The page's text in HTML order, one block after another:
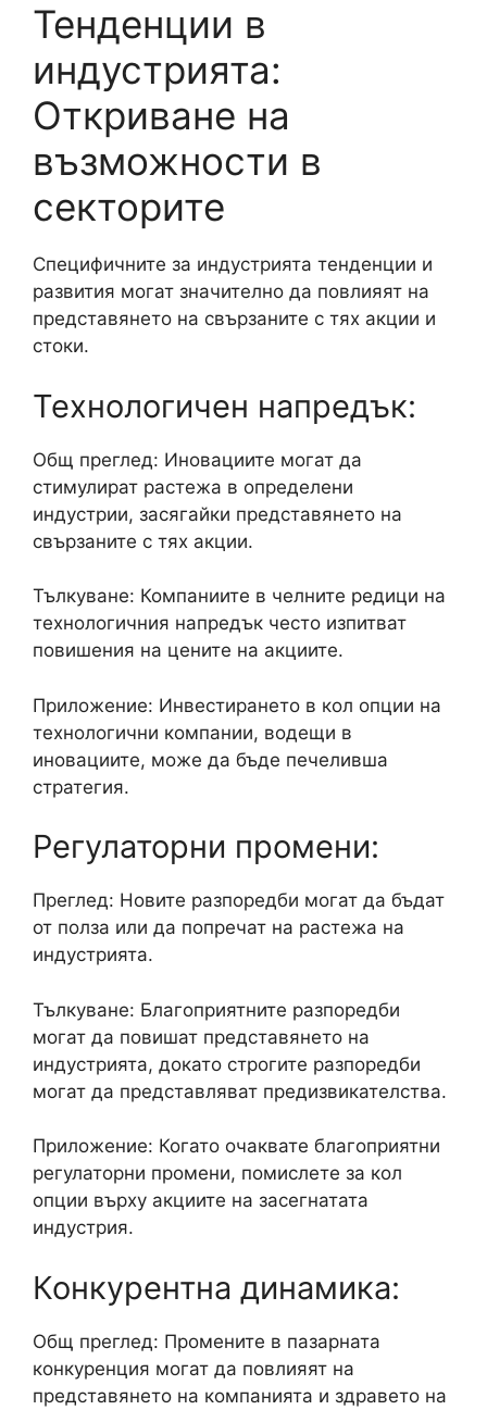
Тенденции в
индустрията:
Откриване на
възможности в
секторите
Специфичните за индустрията тенденции и
развития могат значително да повлияят на
представянето на свързаните с тях акции и
стоки.
Технологичен напредък:
Общ преглед: Иновациите могат да
стимулират растежа в определени
индустрии, засягайки представянето на
свързаните с тях акции.
Тълкуване: Компаниите в челните редици на
технологичния напредък често изпитват
повишения на цените на акциите.
Приложение: Инвестирането в кол опции на
технологични компании, водещи в
иновациите, може да бъде печеливша
стратегия.
Регулаторни промени:
Преглед: Новите разпоредби могат да бъдат
от полза или да попречат на растежа на
индустрията.
Тълкуване: Благоприятните разпоредби
могат да повишат представянето на
индустрията, докато строгите разпоредби
могат да представляват предизвикателства.
Приложение: Когато очаквате благоприятни
регулаторни промени, помислете за кол
опции върху акциите на засегнатата
индустрия.
Конкурентна динамика:
Общ преглед: Промените в пазарната
конкуренция могат да повлияят на
представянето на компанията и здравето на